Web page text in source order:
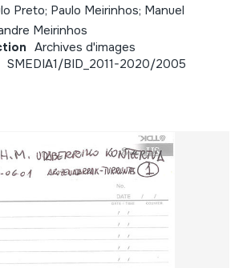
Preto; Paulo Meirinhos; Manuel
Meirinhos
Archives d'images
SMEDIA1/BID_2011-2020/2005